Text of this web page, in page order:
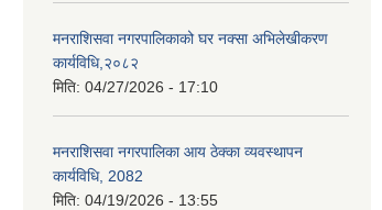
मनराशिसवा नगरपालिकाको घर नक्सा अभिलेखीकरण
कार्यविधि,२०८२
मिति: 04/27/2026 - 17:10
मनराशिसवा नगरपालिका आय ठेक्का व्यवस्थापन
कार्यविधि, 2082
मिति: 04/19/2026 - 13:55